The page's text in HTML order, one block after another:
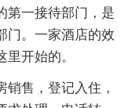
第一接待部门，是
门。一家酒店的效
开始的。
售，登记入住，